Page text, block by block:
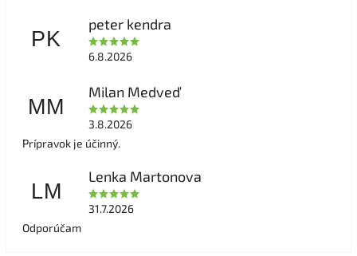
PK
peter kendra
6.8.2026
MM
Milan Medveď
3.8.2026
Prípravok je účinný.
LM
Lenka Martonova
31.7.2026
Odporúčam